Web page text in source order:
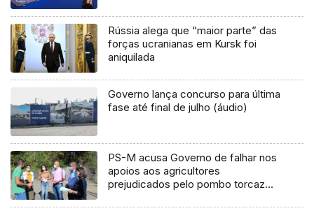
Rússia alega que “maior parte” das
forças ucranianas em Kursk foi
aniquilada
Governo lança concurso para última
fase até final de julho (áudio)
PS-M acusa Governo de falhar nos
apoios aos agricultores
prejudicados pelo pombo torcaz